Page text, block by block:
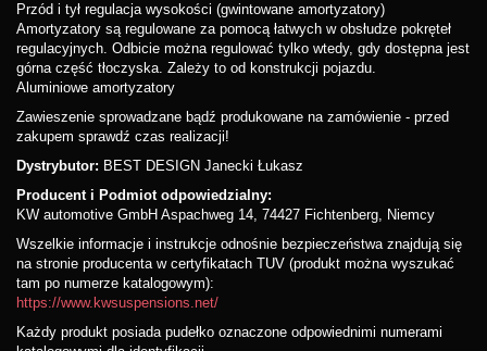
Przód i tył regulacja wysokości (gwintowane amortyzatory)
Amortyzatory są regulowane za pomocą łatwych w obsłudze pokręteł
regulacyjnych. Odbicie można regulować tylko wtedy, gdy dostępna jest
górna część tłoczyska. Zależy to od konstrukcji pojazdu.
Aluminiowe amortyzatory
Zawieszenie sprowadzane bądź produkowane na zamówienie - przed
zakupem sprawdź czas realizacji!
Dystrybutor: BEST DESIGN Janecki Łukasz
Producent i Podmiot odpowiedzialny:
KW automotive GmbH Aspachweg 14, 74427 Fichtenberg, Niemcy
Wszelkie informacje i instrukcje odnośnie bezpieczeństwa znajdują się
na stronie producenta w certyfikatach TUV (produkt można wyszukać
tam po numerze katalogowym):
https://www.kwsuspensions.net/
Każdy produkt posiada pudełko oznaczone odpowiednimi numerami